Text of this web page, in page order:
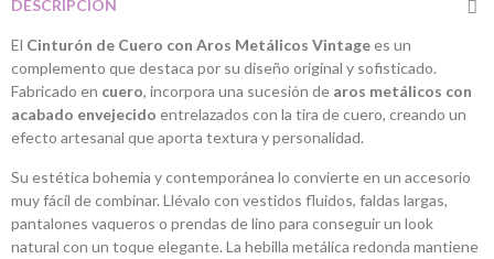
DESCRIPCIÓN
El Cinturón de Cuero con Aros Metálicos Vintagees un
complemento que destaca por su diseño original y sofisticado.
Fabricado en cuero, incorpora una sucesión de aros metálicos con
acabado envejecido entrelazados con la tira de cuero, creando un
efecto artesanal que aporta textura y personalidad.
Su estética bohemia y contemporánea lo convierte en un accesorio
muy fácil de combinar. Llévalo con vestidos fluidos, faldas largas,
pantalones vaqueros o prendas de lino para conseguir un look
natural con un toque elegante. La hebilla metálica redonda mantiene